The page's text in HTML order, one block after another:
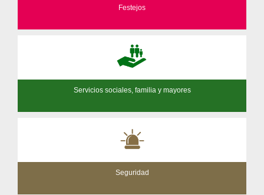
Festejos
Servicios sociales, familia y mayores
Seguridad